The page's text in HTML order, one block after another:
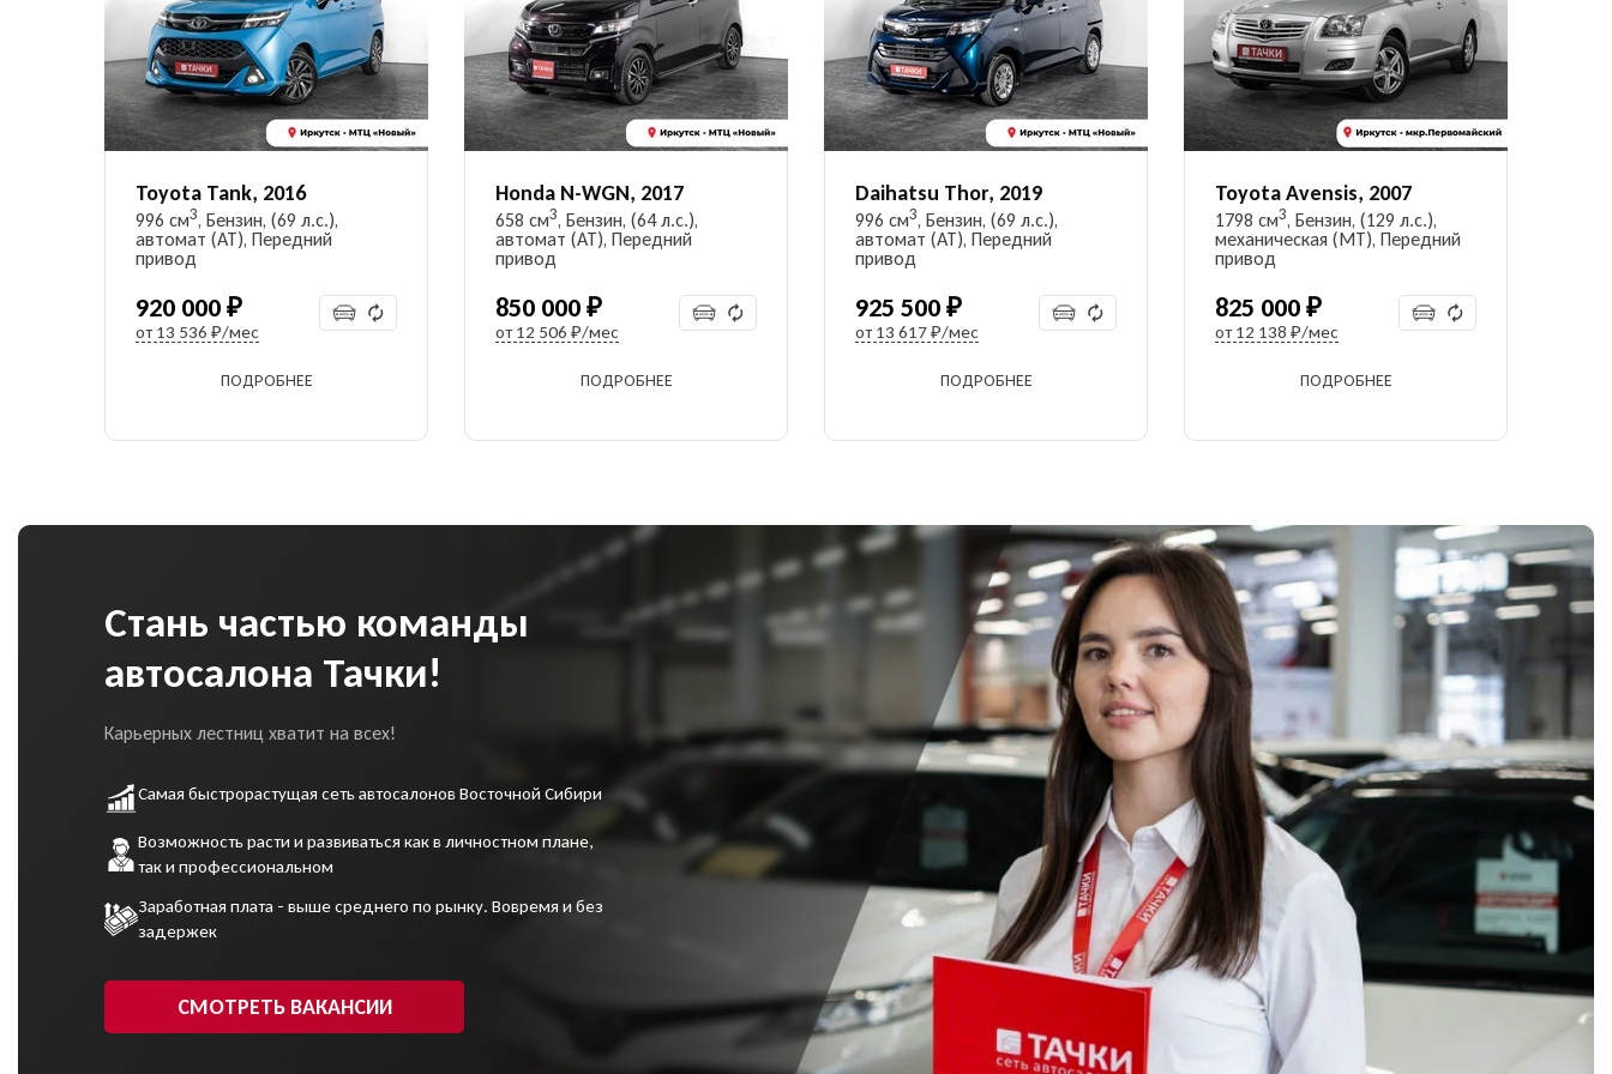
Toyota Tank, 2016
996 см3, Бензин, (69 л.с.),
автомат (AT), Передний
привод
920 000 ₽
от13 536 ₽/мес
ПОДРОБНЕЕ
Honda N-WGN, 2017
658 см3, Бензин, (64 л.с.),
автомат (AT), Передний
привод
850 000 ₽
от12 506 ₽/мес
ПОДРОБНЕЕ
Daihatsu Thor, 2019
996 см3, Бензин, (69 л.с.),
автомат (AT), Передний
привод
925 500 ₽
от13 617 ₽/мес
ПОДРОБНЕЕ
Toyota Avensis, 2007
1798 см3, Бензин, (129 л.с.),
механическая (MT), Передний
привод
825 000 ₽
от12 138 ₽/мес
ПОДРОБНЕЕ
Стань частью команды
автосалона Тачки!
Карьерных лестниц хватит на всех!
Самая быстрорастущая сеть автосалонов Восточной Сибири
Возможность расти и развиваться как в личностном плане,
так и профессиональном
Заработная плата - выше среднего по рынку. Вовремя и без
задержек
СМОТРЕТЬ ВАКАНСИИ